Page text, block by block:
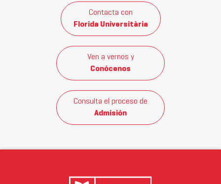
Contacta con
Florida Universitària
Ven a vernos y
Conócenos
Consulta el proceso de
Admisión